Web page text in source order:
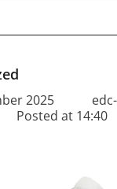
2025
Posted at 14:40